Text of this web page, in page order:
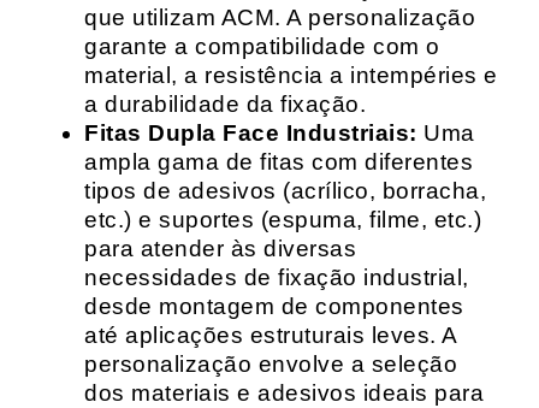
que utilizam ACM. A personalização
garante a compatibilidade com o
material, a resistência a intempéries e
a durabilidade da fixação.
Fitas Dupla Face Industriais: Uma
ampla gama de fitas com diferentes
tipos de adesivos (acrílico, borracha,
etc.) e suportes (espuma, filme, etc.)
para atender às diversas
necessidades de fixação industrial,
desde montagem de componentes
até aplicações estruturais leves. A
personalização envolve a seleção
dos materiais e adesivos ideais para